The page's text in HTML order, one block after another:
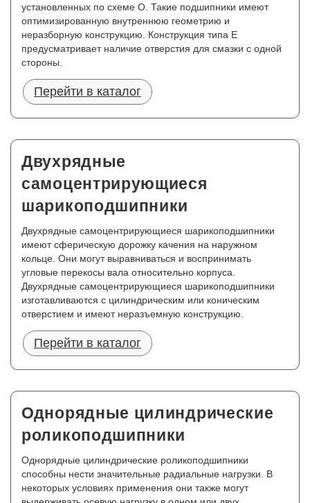
установленных по схеме О. Такие подшипники имеют
оптимизированную внутреннюю геометрию и
неразборную конструкцию. Конструкция типа Е
предусматривает наличие отверстия для смазки с одной
стороны.
Перейти в каталог
Двухрядные
самоцентрирующиеся
шарикоподшипники
Двухрядные самоцентрирующиеся шарикоподшипники
имеют сферическую дорожку качения на наружном
кольце. Они могут выравниваться и воспринимать
угловые перекосы вала относительно корпуса.
Двухрядные самоцентрирующиеся шарикоподшипники
изготавливаются с цилиндрическим или коническим
отверстием и имеют неразъемную конструкцию.
Перейти в каталог
Однорядные цилиндрические
роликоподшипники
Однорядные цилиндрические роликоподшипники
способны нести значительные радиальные нагрузки. В
некоторых условиях применения они также могут